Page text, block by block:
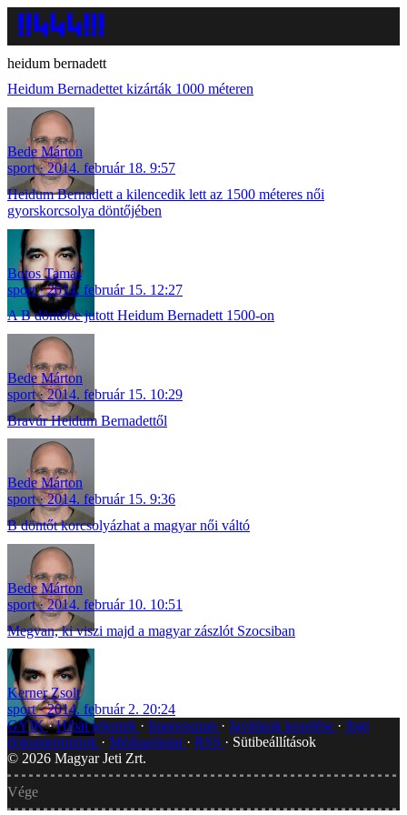
heidum bernadett
Heidum Bernadettet kizárták 1000 méteren
Bede Márton
sport
2014. február 18. 9:57
Heidum Bernadett a kilencedik lett az 1500 méteres női
gyorskorcsolya döntőjében
Botos Tamás
sport
2014. február 15. 12:27
A B döntőbe jutott Heidum Bernadett 1500-on
Bede Márton
sport
2014. február 15. 10:29
Bravúr Heidum Bernadettől
Bede Márton
sport
2014. február 15. 9:36
B döntőt korcsolyázhat a magyar női váltó
Bede Márton
sport
2014. február 10. 10:51
Megvan, ki viszi majd a magyar zászlót Szocsiban
Kerner Zsolt
sport
2014. február 2. 20:24
GYIK Hibát jelentek Impresszum Javítások kezelése
Jogi
dokumentumok
Médiaajánlat RSS
Sütibeállítások
© 2026 Magyar Jeti Zrt.
Vége